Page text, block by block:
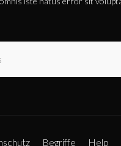
Begriffe Help